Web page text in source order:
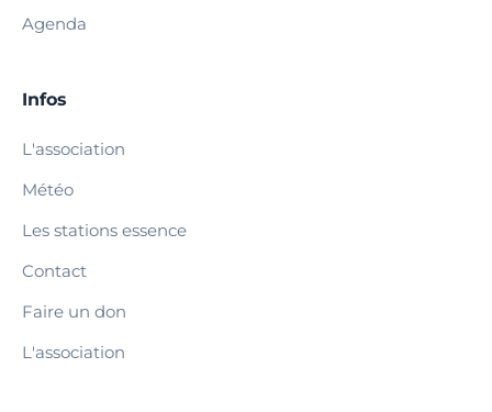
Agenda
Infos
L'association
Météo
Les stations essence
Contact
Faire un don
L'association